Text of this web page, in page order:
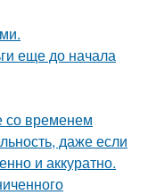
еще до начала
со временем
даже если
и аккуратно.